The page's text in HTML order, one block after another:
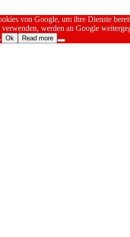
von Google, um ihre Dienste
werden an Google
Ok Read more